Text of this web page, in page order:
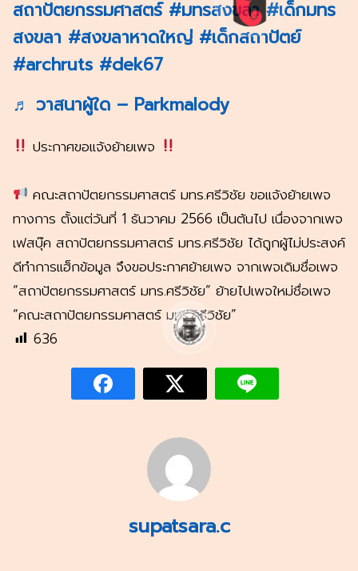
สถาปัตยกรรมศาสตร์ #มทรสงขลา #เด็กมทร
สงขลา #สงขลาหาดใหญ่ #เด็กสถาปัตย์
#archruts #dek67
♬ วาสนาผู้ใด – Parkmalody
ประกาศขอแจ้งย้ายเพจ
คณะสถาปัตยกรรมศาสตร์ มทร.ศรีวิชัย ขอแจ้งย้ายเพจ
ทางการ ตั้งแต่วันที่ 1 ธันวาคม 2566 เป็นต้นไป เนื่องจากเพจ
เฟสบุ๊ค สถาปัตยกรรมศาสตร์ มทร.ศรีวิชัย ได้ถูกผู้ไม่ประสงค์
ดีทำการแฮ็กข้อมูล จึงขอประกาศย้ายเพจ จากเพจเดิมชื่อเพจ
“สถาปัตยกรรมศาสตร์ มทร.ศรีวิชัย” ย้ายไปเพจใหม่ชื่อเพจ
“คณะสถาปัตยกรรมศาสตร์ มทร.ศรีวิชัย”
636
supatsara.c